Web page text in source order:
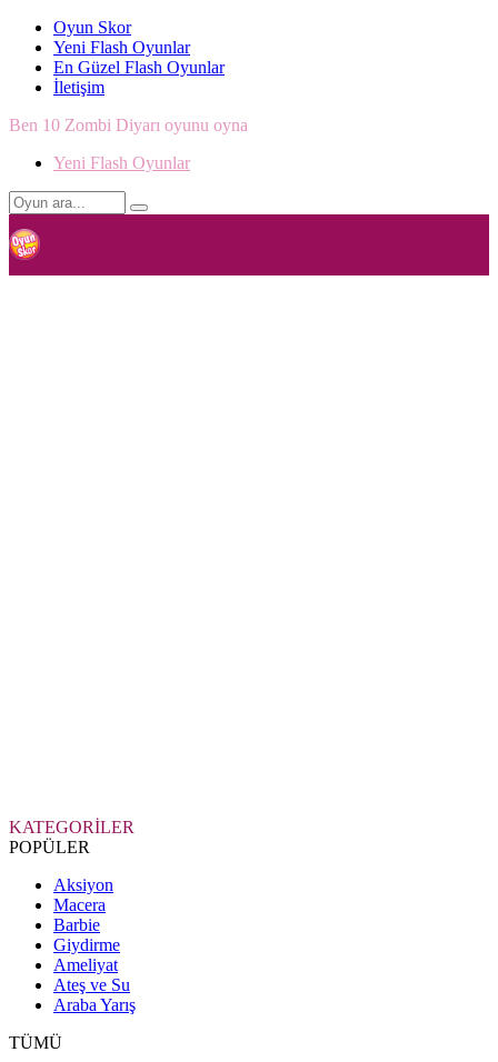
Oyun Skor
Yeni Flash Oyunlar
En Güzel Flash Oyunlar
İletişim
Ben 10 Zombi Diyarı oyunu oyna
Yeni Flash Oyunlar
KATEGORİLER
POPÜLER
Aksiyon
Macera
Barbie
Giydirme
Ameliyat
Ateş ve Su
Araba Yarış
TÜMÜ